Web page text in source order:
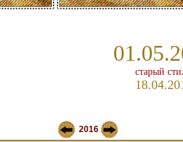
старый
2016